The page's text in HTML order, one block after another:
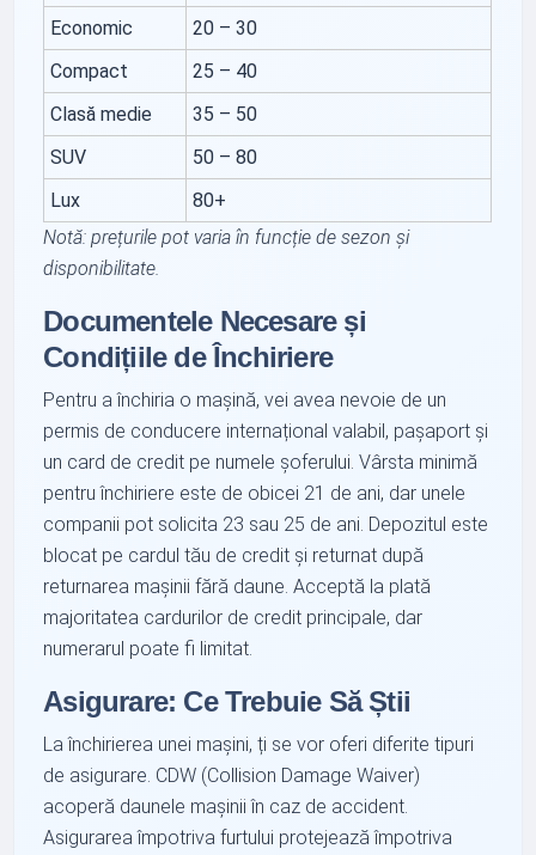
Economic
20 – 30
Compact
25 – 40
Clasă medie
35 – 50
SUV
50 – 80
Lux
80+
Notă: prețurile pot varia în funcție de sezon și
disponibilitate.
Documentele Necesare și
Condițiile de Închiriere
Pentru a închiria o mașină, vei avea nevoie de un
permis de conducere internațional valabil, pașaport și
un card de credit pe numele șoferului. Vârsta minimă
pentru închiriere este de obicei 21 de ani, dar unele
companii pot solicita 23 sau 25 de ani. Depozitul este
blocat pe cardul tău de credit și returnat după
returnarea mașinii fără daune. Acceptă la plată
majoritatea cardurilor de credit principale, dar
numerarul poate fi limitat.
Asigurare: Ce Trebuie Să Știi
La închirierea unei mașini, ți se vor oferi diferite tipuri
de asigurare. CDW (Collision Damage Waiver)
acoperă daunele mașinii în caz de accident.
Asigurarea împotriva furtului protejează împotriva